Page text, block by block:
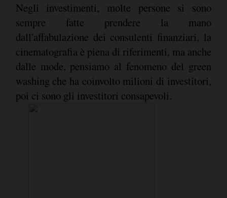
Negli investimenti, molte persone si sono
sempre fatte prendere la mano
dall'affabulazione dei consulenti finanziari, la
cinematografia è piena di riferimenti, ma anche
dalle mode, pensiamo al fenomeno del green
washing che ha coinvolto milioni di investitori,
poi ci sono gli investitori consapevoli.